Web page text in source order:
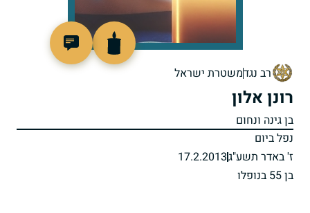
רב נגדמשטרת ישראל
רונן אלון
בן גינה ונחום
נפל ביום
ז' באדר תשע"ג17.2.2013
בן 55 בנופלו